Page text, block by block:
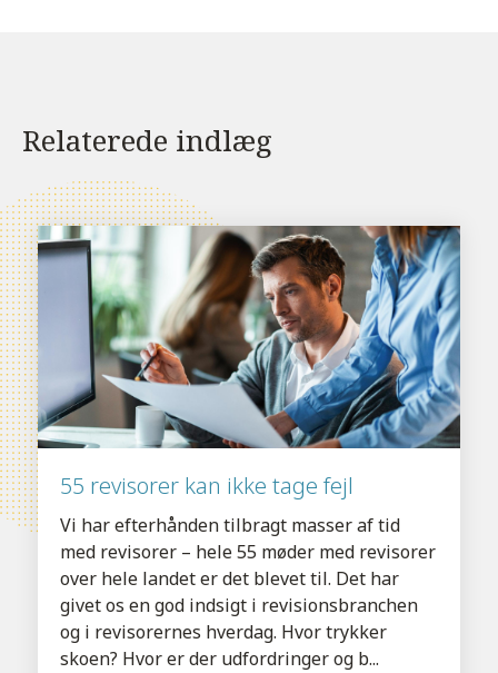
Relaterede indlæg
55 revisorer kan ikke tage fejl
Vi har efterhånden tilbragt masser af tid
med revisorer – hele 55 møder med revisorer
over hele landet er det blevet til. Det har
givet os en god indsigt i revisionsbranchen
og i revisorernes hverdag. Hvor trykker
skoen? Hvor er der udfordringer og b...